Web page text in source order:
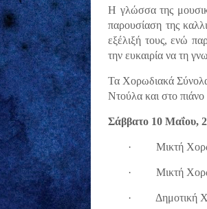
Η γλώσσα της
παρουσίαση της
εξέλιξή τους, ενώ
την ευκαιρία να τη
Τα Χορωδιακά
Ντούλα και στο
Σάββατο 10 Μαΐου,
· Μικτή
· Μικτή
· Δημοτική